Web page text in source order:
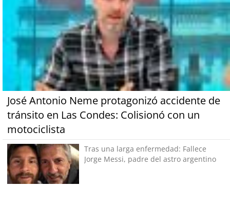
José Antonio Neme protagonizó accidente de
tránsito en Las Condes: Colisionó con un
motociclista
Tras una larga enfermedad: Fallece
Jorge Messi, padre del astro argentino